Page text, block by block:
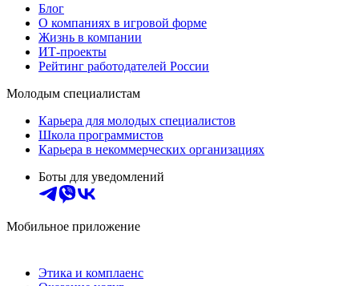
Блог
О компаниях в игровой форме
Жизнь в компании
ИТ-проекты
Рейтинг работодателей России
Молодым специалистам
Карьера для молодых специалистов
Школа программистов
Карьера в некоммерческих организациях
Боты для уведомлений
Мобильное приложение
Этика и комплаенс